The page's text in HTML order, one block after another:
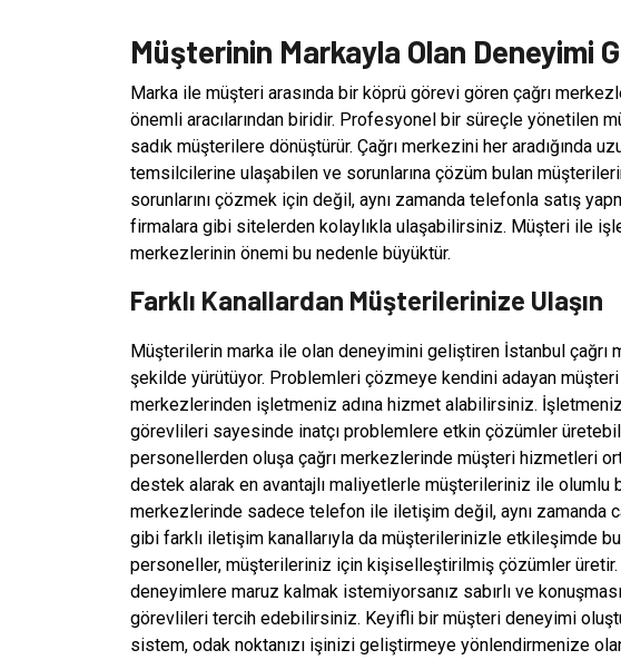
Müşterinin Markayla Olan Deneyimi
Marka ile müşteri arasında bir köprü görevi gören çağrı
önemli aracılarından biridir. Profesyonel bir süreçle yönetilen
sadık müşterilere dönüştürür. Çağrı merkezini her aradığında
temsilcilerine ulaşabilen ve sorunlarına çözüm bulan
sorunlarını çözmek için değil, aynı zamanda telefonla satış
firmalara gibi sitelerden kolaylıkla ulaşabilirsiniz. Müşteri ile
merkezlerinin önemi bu nedenle büyüktür.
Farklı Kanallardan Müşterilerinize Ulaşın
Müşterilerin marka ile olan deneyimini geliştiren İstanbul
şekilde yürütüyor. Problemleri çözmeye kendini adayan
merkezlerinden işletmeniz adına hizmet alabilirsiniz.
görevlileri sayesinde inatçı problemlere etkin çözümler
personellerden oluşa çağrı merkezlerinde müşteri hizmetleri
destek alarak en avantajlı maliyetlerle müşterileriniz ile olumlu
merkezlerinde sadece telefon ile iletişim değil, aynı zamanda
gibi farklı iletişim kanallarıyla da müşterilerinizle etkileşimde
personeller, müşterileriniz için kişiselleştirilmiş çözümler
deneyimlere maruz kalmak istemiyorsanız sabırlı ve
görevlileri tercih edebilirsiniz. Keyifli bir müşteri deneyimi
sistem, odak noktanızı işinizi geliştirmeye yönlendirmenize